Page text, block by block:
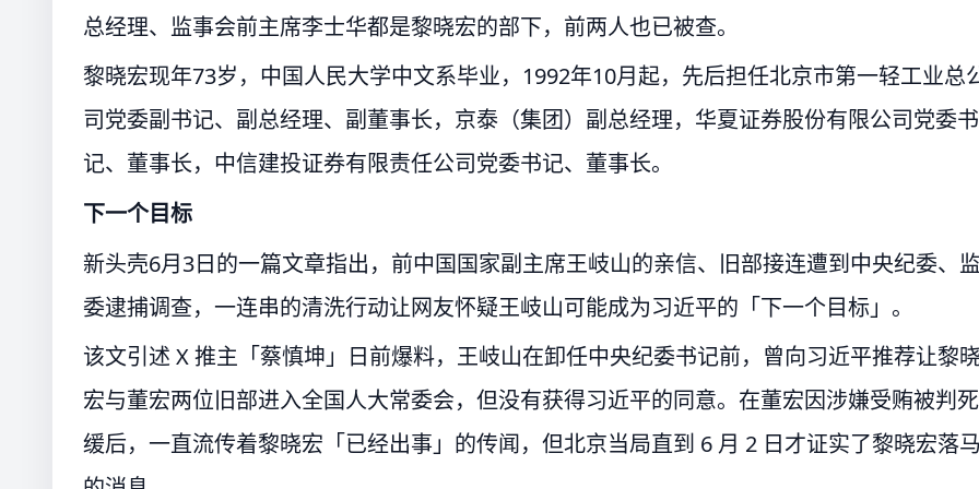
总经理、监事会前主席李士华都是黎晓宏的部下，前两人也已被查。
黎晓宏现年73岁，中国人民大学中文系毕业，1992年10月起，先后担任北京市第一轻工业总
司党委副书记、副总经理、副董事长，京泰（集团）副总经理，华夏证券股份有限公司党委书
记、董事长，中信建投证券有限责任公司党委书记、董事长。
下一个目标
新头壳6月3日的一篇文章指出，前中国国家副主席王岐山的亲信、旧部接连遭到中央纪委、监
委逮捕调查，一连串的清洗行动让网友怀疑王岐山可能成为习近平的「下一个目标」。
该文引述 X 推主「蔡慎坤」日前爆料，王岐山在卸任中央纪委书记前，曾向习近平推荐让黎
宏与董宏两位旧部进入全国人大常委会，但没有获得习近平的同意。在董宏因涉嫌受贿被判死
缓后，一直流传着黎晓宏「已经出事」的传闻，但北京当局直到 6 月 2 日才证实了黎晓宏落马